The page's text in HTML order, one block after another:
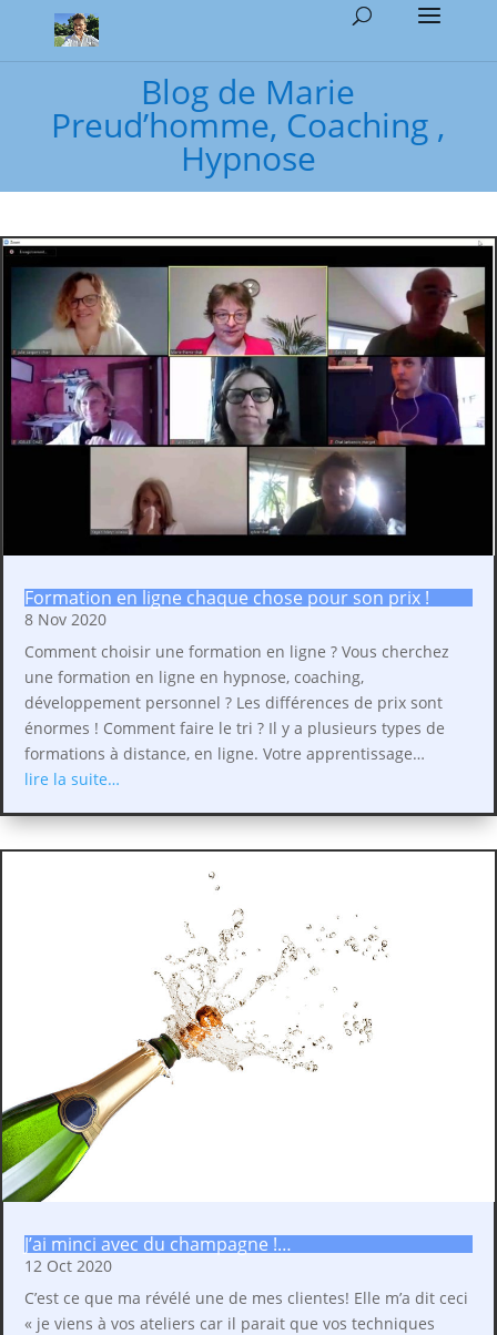
Blog de Marie
Preud’homme, Coaching ,
Hypnose
Formation en ligne chaque chose pour son prix !
8 Nov 2020
Comment choisir une formation en ligne ? Vous cherchez
une formation en ligne en hypnose, coaching,
développement personnel ? Les différences de prix sont
énormes ! Comment faire le tri ? Il y a plusieurs types de
formations à distance, en ligne. Votre apprentissage…
lire la suite…
J’ai minci avec du champagne !…
12 Oct 2020
C’est ce que ma révélé une de mes clientes! Elle m’a dit ceci
« je viens à vos ateliers car il parait que vos techniques